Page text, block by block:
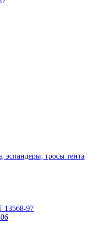
эспандеры, тросы тента
13568-97